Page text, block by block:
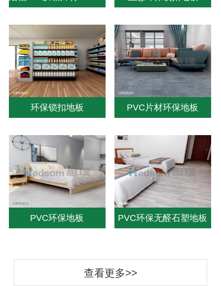
环保锁扣地板 PVC片材环保地板
PVC环保地板 PVC环保无醛石塑地板
查看更多>>